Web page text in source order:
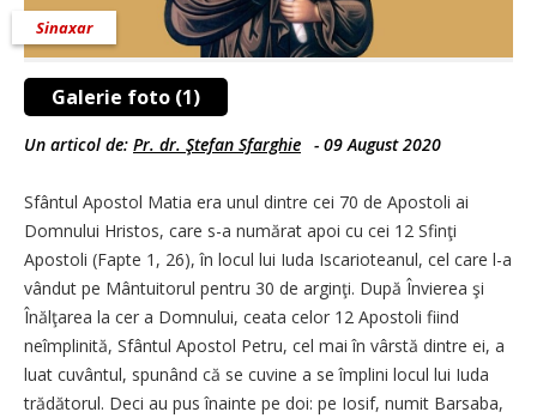
Galerie foto (1)
Sinaxar
Un articol de: Pr. dr. Ştefan Sfarghie - 09 August 2020
Sfântul Apostol Matia era unul dintre cei 70 de Apostoli ai
Domnului Hristos, care s-a numărat apoi cu cei 12 Sfinţi
Apostoli (Fapte 1, 26), în locul lui Iuda Iscarioteanul, cel care l-a
vândut pe Mântuitorul pentru 30 de arginţi. După Învierea şi
Înălţarea la cer a Domnului, ceata celor 12 Apostoli fiind
neîmplinită, Sfântul Apostol Petru, cel mai în vârstă dintre ei, a
luat cuvântul, spunând că se cuvine a se împlini locul lui Iuda
trădătorul. Deci au pus înainte pe doi: pe Iosif, numit Barsaba,